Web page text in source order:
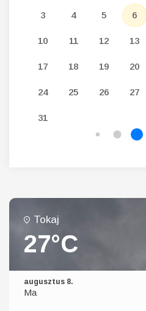
3 4 5 6
10 11 12 13
17 18 19 20
24 25 26 27
31
Tokaj
27°C
augusztus 8.
Ma